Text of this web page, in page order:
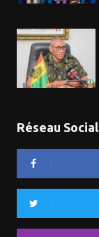
Réseau Social